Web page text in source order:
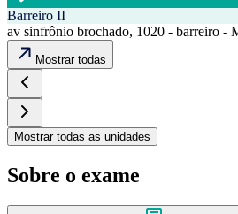
Barreiro II
av sinfrônio brochado, 1020 - barreiro -
Mostrar todas
Mostrar todas as unidades
Sobre o exame